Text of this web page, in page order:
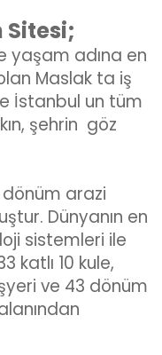
yaşam adına en
Maslak ta iş
İstanbul un tüm
şehrin göz
arazi
Dünyanın en
sistemleri ile
katlı 10 kule,
ve 43 dönüm